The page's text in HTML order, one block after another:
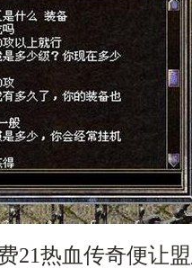
21热血传奇便让